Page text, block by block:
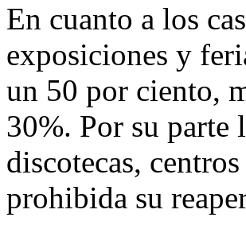
En cuanto a los
exposiciones y
un 50 por ciento,
30%. Por su parte
discotecas,
prohibida su